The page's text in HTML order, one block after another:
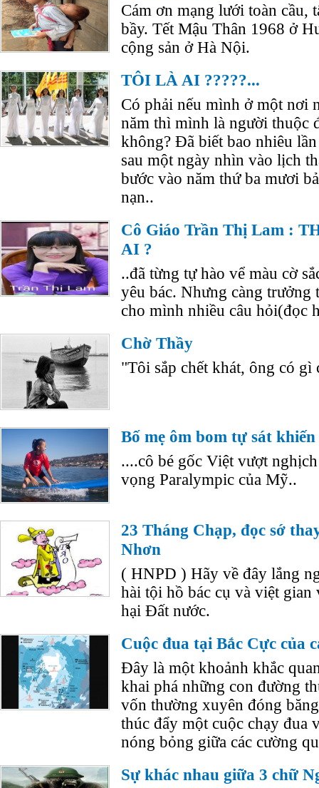
Cám ơn mạng lưới toàn cầu,
bầy. Tết Mậu Thân 1968 ở
cộng sản ở Hà Nội.
TÔI LÀ AI ?????...
Có phải nếu mình ở một nơi
năm thì mình là người thuộc
không? Đã biết bao nhiêu
sau một ngày nhìn vào lịch
bước vào năm thứ ba mươi
nạn..
Cô Giáo Trần Thị Lam :
AI ?
..đã từng tự hào vể màu cờ
yêu bác. Nhưng càng trưởng
cho mình nhiều câu hỏi(đọc
Chờ Thầy
"Tôi sắp chết khát, ông có
Bố mẹ ôm bom tự sát
....cô bé gốc Việt vượt
vọng Paralympic của Mỹ..
23 Tháng Chạp, đọc sớ
Nhơn
( HNPD ) Hãy về đây lắng
hài tội hồ bác cụ và việt gian
hại Đất nước.
Cuộc đua tại Bắc Cực của
Đây là một khoảnh khắc
khai phá những con đường
vốn thường xuyên đóng
thúc đẩy một cuộc chạy đua
nóng bỏng giữa các cường
Sự khác nhau giữa 3 chữ